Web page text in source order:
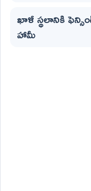
ఖాళీ స్థలానికి
హామీ